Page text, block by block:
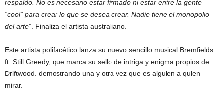
respaldo. No es necesario estar firmado ni estar entre la gente
“cool” para crear lo que se desea crear. Nadie tiene el monopolio
del arte”. Finaliza el artista australiano.
Este artista polifacético lanza su nuevo sencillo musical Bremfields
ft. Still Greedy, que marca su sello de intriga y enigma propios de
Driftwood. demostrando una y otra vez que es alguien a quien
mirar.